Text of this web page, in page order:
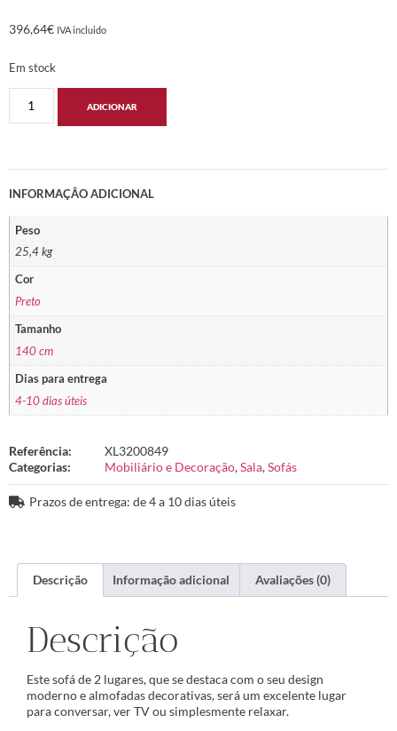
396,64€ IVA incluido
Em stock
ADICIONAR
INFORMAÇÃO ADICIONAL
Peso
25,4 kg
Cor
Preto
Tamanho
140 cm
Dias para entrega
4-10 dias úteis
Referência:
XL3200849
Categorias:
Mobiliário e Decoração,Sala,Sofás
Prazos de entrega: de 4 a 10 dias úteis
Descrição Informação adicional Avaliações (0)
Descrição
Este sofá de 2 lugares, que se destaca com o seu design
moderno e almofadas decorativas, será um excelente lugar
para conversar, ver TV ou simplesmente relaxar.